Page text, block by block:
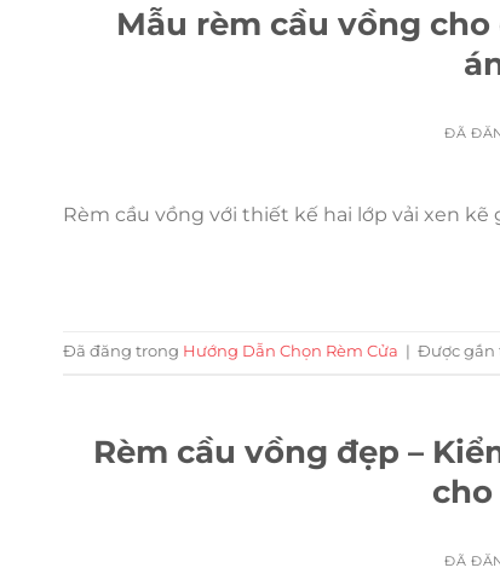
Mẫu rèm cầu vồng
ĐÃ
Rèm cầu vồng với thiết kế hai lớp vải xen
Đã đăng trong Hướng Dẫn Chọn Rèm Cửa | Được gắn
Rèm cầu vồng đẹp –
cho
ĐÃ